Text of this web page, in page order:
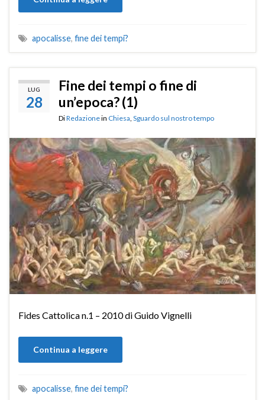
apocalisse, fine dei tempi?
LUG
28
Fine dei tempi o fine di
un’epoca? (1)
DiRedazionein Chiesa Sguardo sul nostro tempo
Fides Cattolica n.1 – 2010 di Guido Vignelli
Continua a leggere
apocalisse, fine dei tempi?